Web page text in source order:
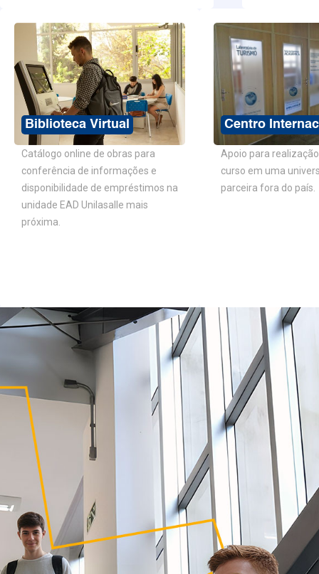
Catálogo online de obras para
conferência de informações e
disponibilidade de empréstimos na
unidade EAD Unilasalle mais
próxima.
Biblioteca Virtual
Apoio para
curso em uma
parceira fora do país.
Centro